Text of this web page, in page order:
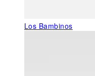
Los Bambinos